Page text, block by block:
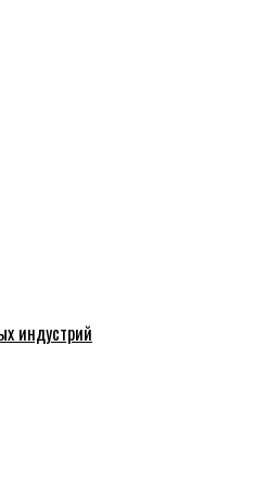
индустрий